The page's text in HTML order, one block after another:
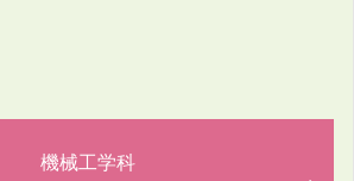
機械工学科